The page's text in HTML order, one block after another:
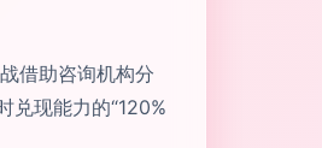
借助咨询机构分
现能力的“120%